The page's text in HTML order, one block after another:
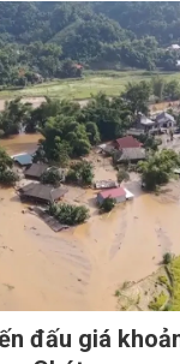
đấu giá